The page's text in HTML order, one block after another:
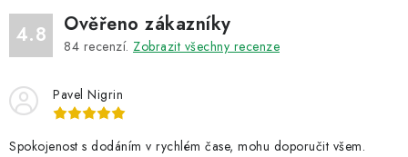
4.8 Ověřeno zákazníky
84 recenzí. Zobrazit všechny recenze
Pavel Nigrin
Spokojenost s dodáním v rychlém čase, mohu doporučit všem.